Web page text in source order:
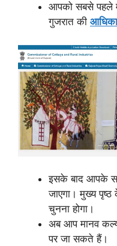
आपको सबसे पहले
गुजरात की
इसके बाद आपके
जाएगा। मुख्य
चुनना होगा।
अब आप मानव
पर जा सकते हैं।